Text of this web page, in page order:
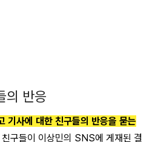
의 반응
기사에 대한 친구들의 반응을 묻는
친구들이 이상민의 SNS에 게재된 결